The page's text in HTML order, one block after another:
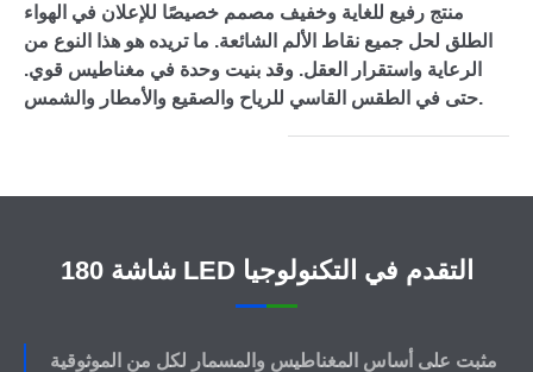
منتج رفيع للغاية وخفيف مصمم خصيصًا للإعلان في الهواء
الطلق لحل جميع نقاط الألم الشائعة. ما تريده هو هذا النوع من
الرعاية واستقرار العقل. وقد بنيت وحدة في مغناطيس قوي.
حتى في الطقس القاسي للرياح والصقيع والأمطار والشمس.
180 شاشة LED التقدم في التكنولوجيا
مثبت على أساس المغناطيس والمسمار لكل من الموثوقية